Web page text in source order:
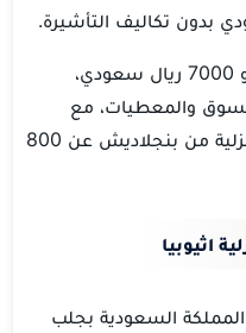
يتراوح سعر التأشيرة بين 2000 و 7000 ريال سعودي،
والمعطيات، مع
العلم أنه لا يقل راتب العمالة المنزلية من بنجلاديش عن 800
اثيوبيا
السعودية بجلب